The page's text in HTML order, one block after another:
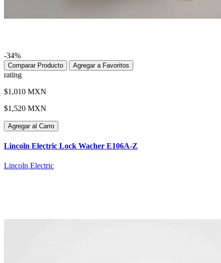
-34%
Comparar Producto Agregar a Favoritos
rating
$1,010 MXN
$1,520 MXN
Agregar al Carro
Lincoln Electric Lock Wacher E106A-Z
Lincoln Electric